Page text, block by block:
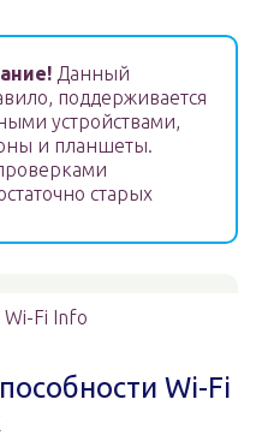
Данный
поддерживается
устройствами,
и планшеты.
старых
Fi Info
Wi-Fi